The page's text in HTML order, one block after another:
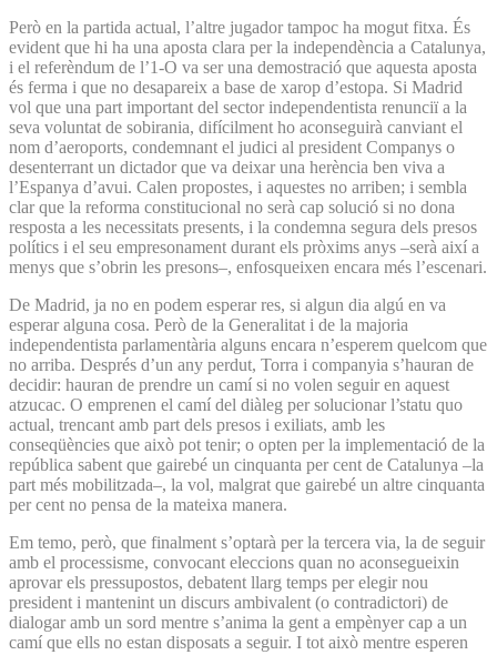
Però en la partida actual, l’altre jugador tampoc ha mogut fitxa. És
evident que hi ha una aposta clara per la independència a Catalunya,
i el referèndum de l’1-O va ser una demostració que aquesta aposta
és ferma i que no desapareix a base de xarop d’estopa. Si Madrid
vol que una part important del sector independentista renunciï a la
seva voluntat de sobirania, difícilment ho aconseguirà canviant el
nom d’aeroports, condemnant el judici al president Companys o
desenterrant un dictador que va deixar una herència ben viva a
l’Espanya d’avui. Calen propostes, i aquestes no arriben; i sembla
clar que la reforma constitucional no serà cap solució si no dona
resposta a les necessitats presents, i la condemna segura dels presos
polítics i el seu empresonament durant els pròxims anys –serà així a
menys que s’obrin les presons–, enfosqueixen encara més l’escenari.
De Madrid, ja no en podem esperar res, si algun dia algú en va
esperar alguna cosa. Però de la Generalitat i de la majoria
independentista parlamentària alguns encara n’esperem quelcom que
no arriba. Després d’un any perdut, Torra i companyia s’hauran de
decidir: hauran de prendre un camí si no volen seguir en aquest
atzucac. O emprenen el camí del diàleg per solucionar l’statu quo
actual, trencant amb part dels presos i exiliats, amb les
conseqüències que això pot tenir; o opten per la implementació de la
república sabent que gairebé un cinquanta per cent de Catalunya –la
part més mobilitzada–, la vol, malgrat que gairebé un altre cinquanta
per cent no pensa de la mateixa manera.
Em temo, però, que finalment s’optarà per la tercera via, la de seguir
amb el processisme, convocant eleccions quan no aconsegueixin
aprovar els pressupostos, debatent llarg temps per elegir nou
president i mantenint un discurs ambivalent (o contradictori) de
dialogar amb un sord mentre s’anima la gent a empènyer cap a un
camí que ells no estan disposats a seguir. I tot això mentre esperen